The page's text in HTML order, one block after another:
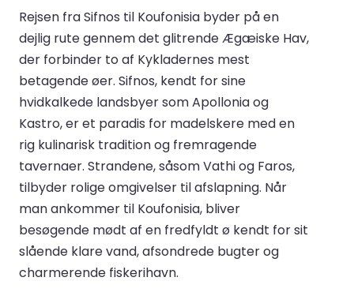
Rejsen fra Sifnos til Koufonisia byder på en
dejlig rute gennem det glitrende Ægæiske Hav,
der forbinder to af Kykladernes mest
betagende øer. Sifnos, kendt for sine
hvidkalkede landsbyer som Apollonia og
Kastro, er et paradis for madelskere med en
rig kulinarisk tradition og fremragende
tavernaer. Strandene, såsom Vathi og Faros,
tilbyder rolige omgivelser til afslapning. Når
man ankommer til Koufonisia, bliver
besøgende mødt af en fredfyldt ø kendt for sit
slående klare vand, afsondrede bugter og
charmerende fiskerihavn.